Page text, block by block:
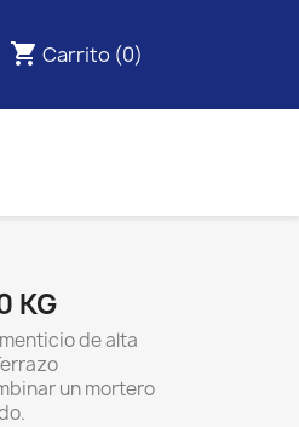
shopping_cart Carrito (0)
KG
de alta
un mortero